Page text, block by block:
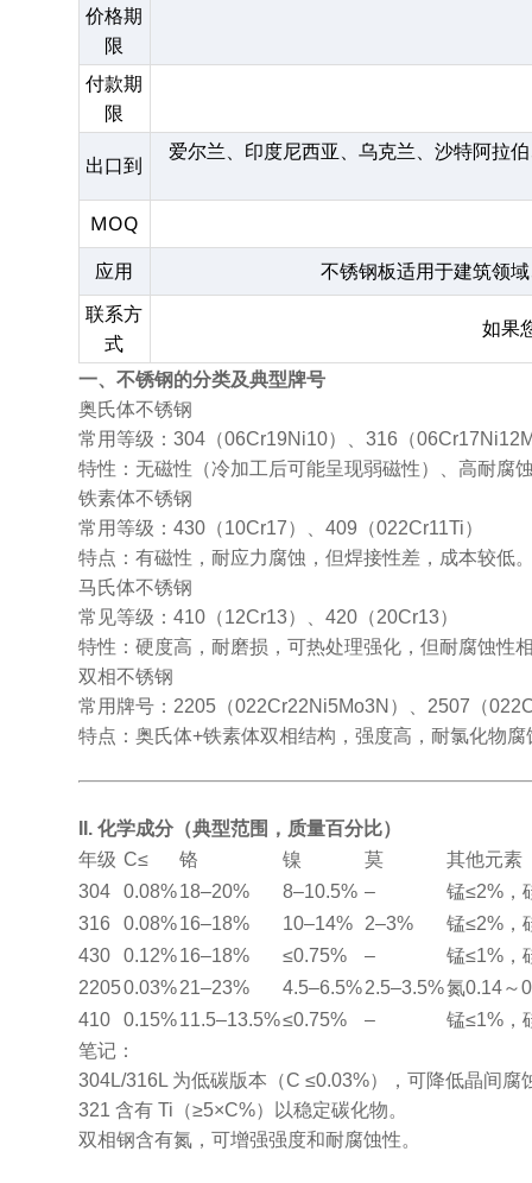
价格期
限
付款期
限
出口到
爱尔兰、印度尼西亚、乌克兰、沙特阿拉
MOQ
应用
不锈钢板适用于建筑领
联系方
式
如果
一、不锈钢的分类及典型牌号
奥氏体不锈钢
常用等级：304（06Cr19Ni10）、316（
特性：无磁性（冷加工后可能呈现弱磁性）、高耐腐
铁素体不锈钢
常用等级：430（10Cr17）、409（022Cr11Ti）
特点：有磁性，耐应力腐蚀，但焊接性差，成本较低
马氏体不锈钢
常见等级：410（12Cr13）、420（20Cr13）
特性：硬度高，耐磨损，可热处理强化，但耐腐蚀性
双相不锈钢
常用牌号：2205（022Cr22Ni5Mo3N）、2507（
特点：奥氏体+铁素体双相结构，强度高，耐氯化物
II. 化学成分（典型范围，质量百分比）
年级 C≤ 铬 镍 莫
其他元素
304
0.08%18–20% 8–10.5% –
锰≤2%，
316
0.08%16–18% 10–14% 2–3%
锰≤2%，
430
0.12%16–18% ≤0.75% –
锰≤1%，
22050.03%21–23% 4.5–6.5%2.5–3.5%氮0.14～
410
0.15%11.5–13.5%≤0.75% –
锰≤1%，
笔记：
304L/316L 为低碳版本（C ≤0.03%），可降低晶间腐
321 含有 Ti（≥5×C%）以稳定碳化物。
双相钢含有氮，可增强强度和耐腐蚀性。